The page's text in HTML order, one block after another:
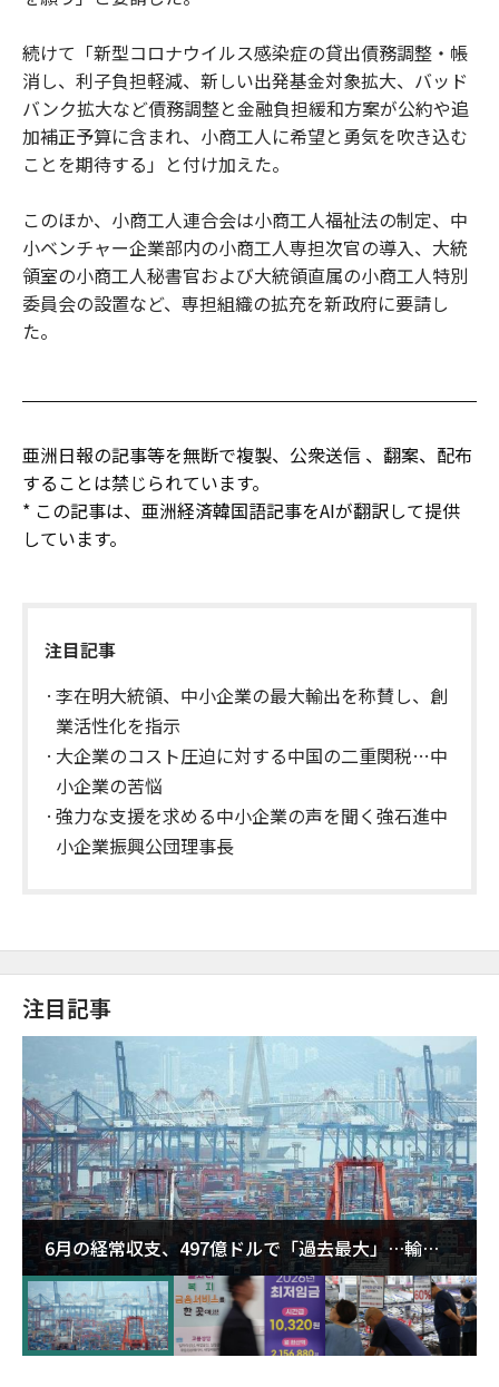
続けて「新型コロナウイルス感染症の貸出債務調整・帳
消し、利子負担軽減、新しい出発基金対象拡大、バッド
バンク拡大など債務調整と金融負担緩和方案が公約や追
加補正予算に含まれ、小商工人に希望と勇気を吹き込む
ことを期待する」と付け加えた。
このほか、小商工人連合会は小商工人福祉法の制定、中
小ベンチャー企業部内の小商工人専担次官の導入、大統
領室の小商工人秘書官および大統領直属の小商工人特別
委員会の設置など、専担組織の拡充を新政府に要請し
た。
亜洲日報の記事等を無断で複製、公衆送信 、翻案、配布
することは禁じられています。
* この記事は、亜洲経済韓国語記事をAIが翻訳して提供
しています。
注目記事
李在明大統領、中小企業の最大輸出を称賛し、創
業活性化を指示
大企業のコスト圧迫に対する中国の二重関税…中
小企業の苦悩
強力な支援を求める中小企業の声を聞く強石進中
小企業振興公団理事長
注目記事
6月の経常収支、497億ドルで「過去最大」…輸出
が初の1000億ドル突破